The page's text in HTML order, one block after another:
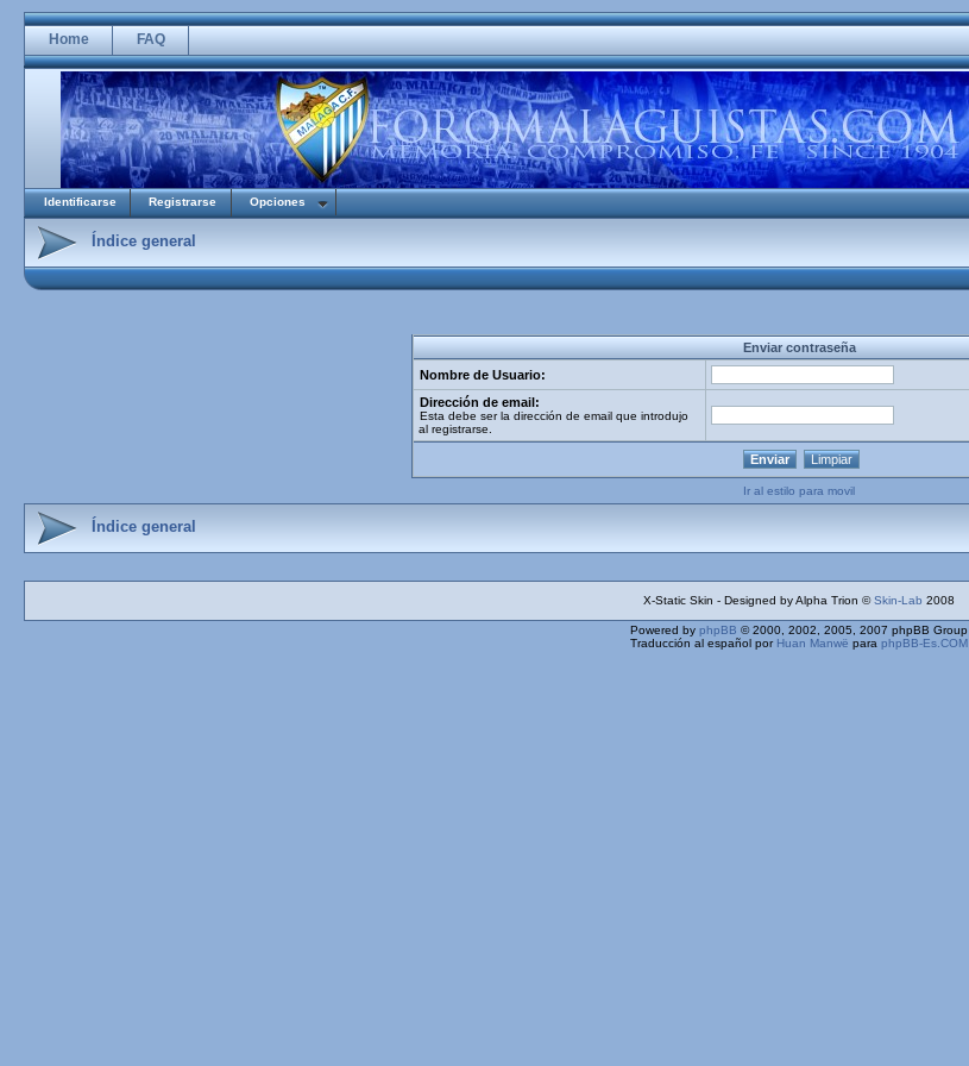
Home FAQ
Identificarse Registrarse Opciones
Índice general
Enviar contraseña
Nombre de Usuario:
Dirección de email:
Esta debe ser la dirección de email que introdujo
al registrarse.
Ir al estilo para movil
Índice general
X-Static Skin - Designed by Alpha Trion ©Skin-Lab 2008
Powered by phpBB © 2000, 2002, 2005, 2007 phpBB Group
Traducción al español por Huan Manwë para phpBB-Es.COM